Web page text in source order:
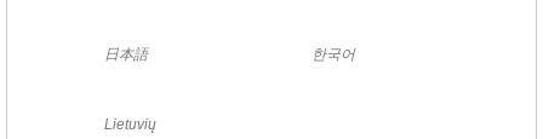
日本語 한국어
Lietuvių